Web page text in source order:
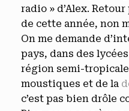
radio » d’Alex.
de cette année, non
On me demande
pays, dans des
région semi-
moustiques et de la
c’est pas bien drôle